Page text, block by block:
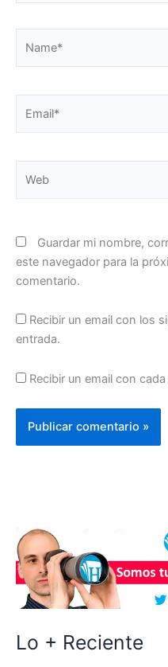
Guardar mi nombre,
este navegador para la
comentario.
Recibir un email con los
entrada.
Recibir un email con
Lo + Reciente